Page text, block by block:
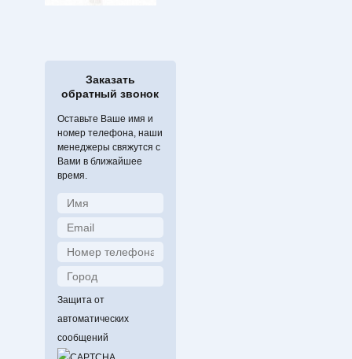
Заказать
обратный звонок
Оставьте Ваше имя и
номер телефона, наши
менеджеры свяжутся с
Вами в ближайшее
время.
Защита от
автоматических
сообщений